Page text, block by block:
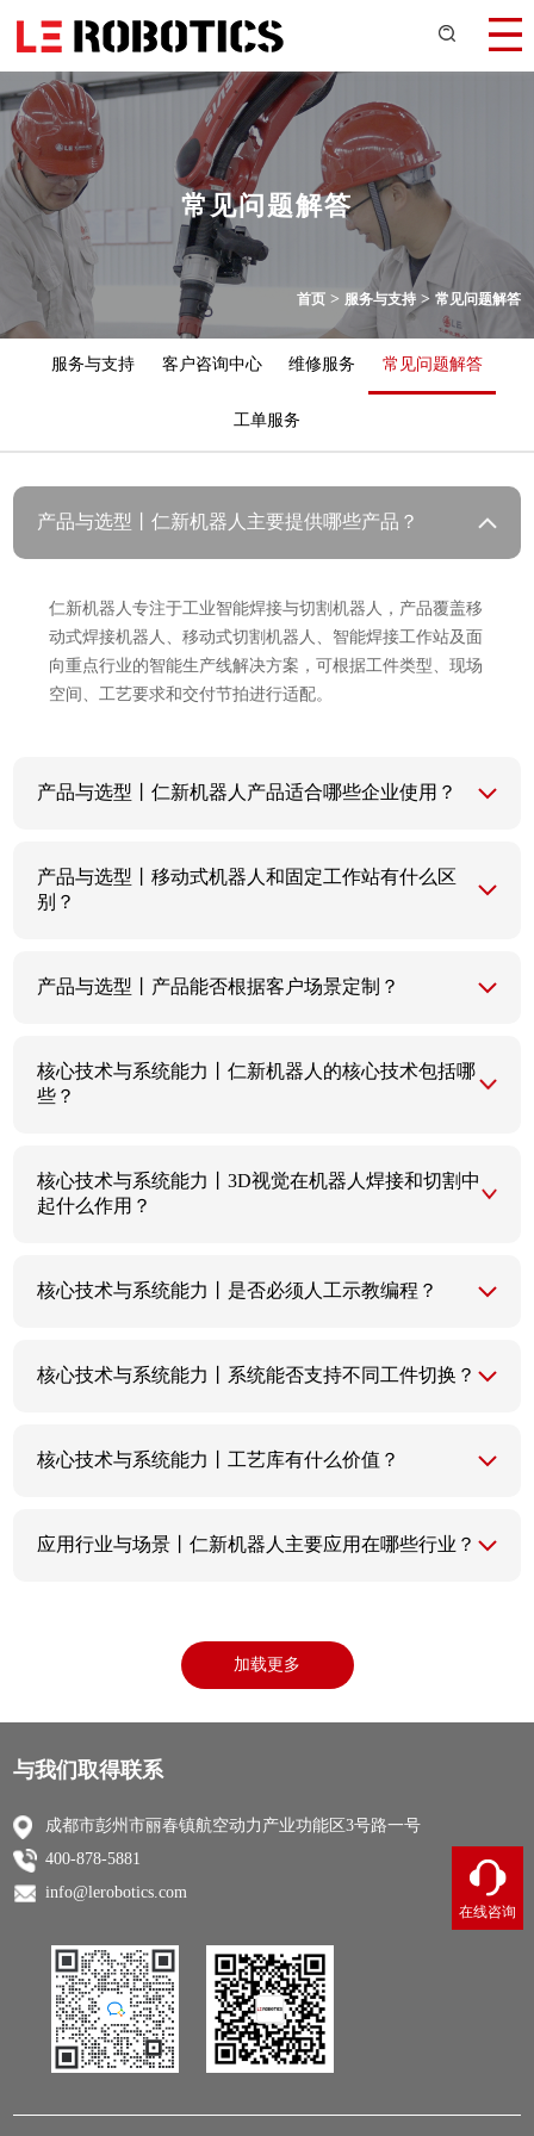
常见问题解答
首页> 服务与支持> 常见问题解答
服务与支持 客户咨询中心 维修服务 常见问题解答
工单服务
产品与选型丨仁新机器人主要提供哪些产品？
仁新机器人专注于工业智能焊接与切割机器人，产品覆盖移
动式焊接机器人、移动式切割机器人、智能焊接工作站及面
向重点行业的智能生产线解决方案，可根据工件类型、现场
空间、工艺要求和交付节拍进行适配。
产品与选型丨仁新机器人产品适合哪些企业使用？
产品与选型丨移动式机器人和固定工作站有什么区
别？
产品与选型丨产品能否根据客户场景定制？
核心技术与系统能力丨仁新机器人的核心技术包括哪
些？
核心技术与系统能力丨3D视觉在机器人焊接和切割中
起什么作用？
核心技术与系统能力丨是否必须人工示教编程？
核心技术与系统能力丨系统能否支持不同工件切换？
核心技术与系统能力丨工艺库有什么价值？
应用行业与场景丨仁新机器人主要应用在哪些行业？
加载更多
在线咨询
与我们取得联系
成都市彭州市丽春镇航空动力产业功能区3号路一号
400-878-5881
info@lerobotics.com